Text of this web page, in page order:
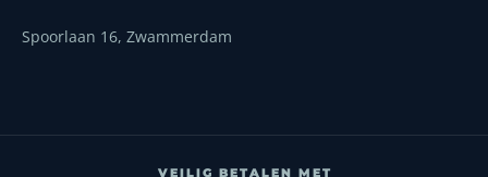
Spoorlaan 16, Zwammerdam
VEILIG BETALEN MET